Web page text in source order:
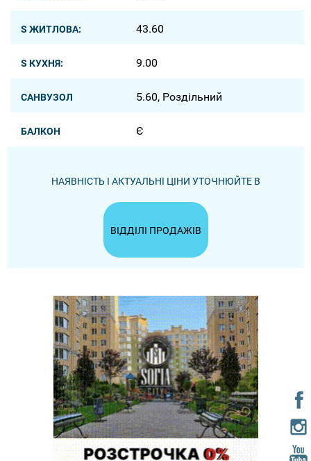
S ЖИТЛОВА: 43.60
S КУХНЯ: 9.00
САНВУЗОЛ 5.60, Роздільний
БАЛКОН Є
НАЯВНІСТЬ І АКТУАЛЬНІ ЦІНИ УТОЧНЮЙТЕ В
ВІДДІЛІ ПРОДАЖІВ